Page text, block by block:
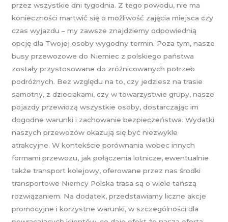
przez wszystkie dni tygodnia. Z tego powodu, nie ma
konieczności martwić się o możliwość zajęcia miejsca czy
czas wyjazdu – my zawsze znajdziemy odpowiednią
opcję dla Twojej osoby wygodny termin. Poza tym, nasze
busy przewozowe do Niemiec z polskiego państwa
zostały przystosowane do zróżnicowanych potrzeb
podróżnych. Bez względu na to, czy jedziesz na trasie
samotny, z dzieciakami, czy w towarzystwie grupy, nasze
pojazdy przewiozą wszystkie osoby, dostarczając im
dogodne warunki i zachowanie bezpieczeństwa. Wydatki
naszych przewozów okazują się być niezwykle
atrakcyjne. W kontekście porównania wobec innych
formami przewozu, jak połączenia lotnicze, ewentualnie
także transport kolejowy, oferowane przez nas środki
transportowe Niemcy Polska trasa są o wiele tańszą
rozwiązaniem. Na dodatek, przedstawiamy liczne akcje
promocyjne i korzystne warunki, w szczególności dla